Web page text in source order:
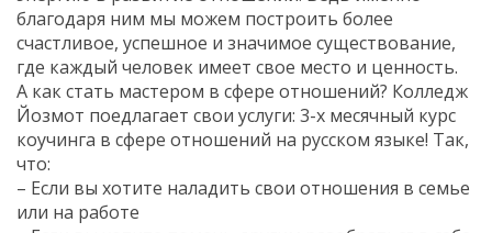
благодаря ним мы можем построить более
счастливое, успешное и значимое существование,
где каждый человек имеет свое место и ценность.
А как стать мастером в сфере отношений? Колледж
Йозмот поедлагает свои услуги: 3-х месячный курс
коучинга в сфере отношений на русском языке! Так,
что:
– Если вы хотите наладить свои отношения в семье
или на работе